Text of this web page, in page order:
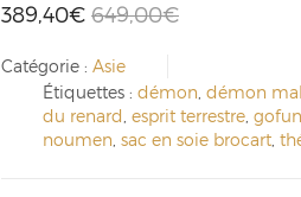
649,00€
389,40€
Catégorie : Asie
Étiquettes : démon démon
du renard esprit terrestre gofun
noumen sac en soie brocart